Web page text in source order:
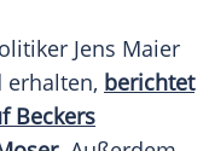
Jens Maier
erhalten, berichtet
Beckers